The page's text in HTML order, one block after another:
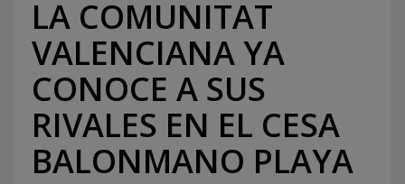
LA COMUNITAT
VALENCIANA YA
CONOCE A SUS
RIVALES EN EL CESA
BALONMANO PLAYA